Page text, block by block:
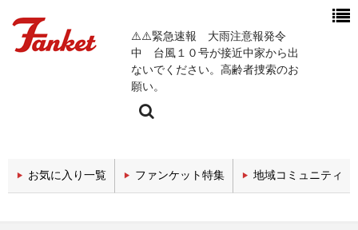
⚠️⚠️緊急速報 大雨注意報発令
中 台風１０号が接近中家から出
ないでください。高齢者捜索のお
願い。
今週の新着チャンネル
エンタメチャンネル
お気に入り一覧 ファンケット特集 地域コミュニティ